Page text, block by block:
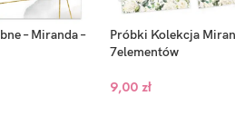
– Miranda –
Próbki Kolekcja
7elementów
9,00 zł